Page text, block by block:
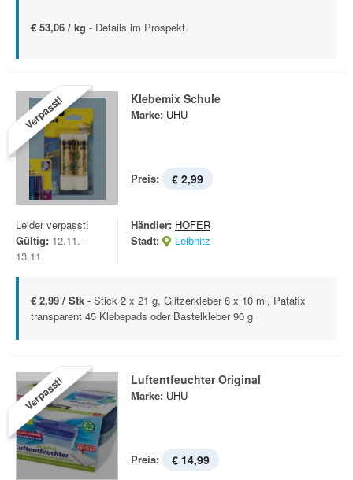
€ 53,06 / kg - Details im Prospekt.
Verpasst! Klebemix Schule
Marke: UHU
Preis: € 2,99
Leider verpasst!
Gültig: 12.11. -
13.11.
Händler: HOFER
Stadt:
Leibnitz
€ 2,99 / Stk - Stick 2 x 21 g, Glitzerkleber 6 x 10 ml, Patafix
transparent 45 Klebepads oder Bastelkleber 90 g
Verpasst! Luftentfeuchter Original
Marke: UHU
Preis: € 14,99